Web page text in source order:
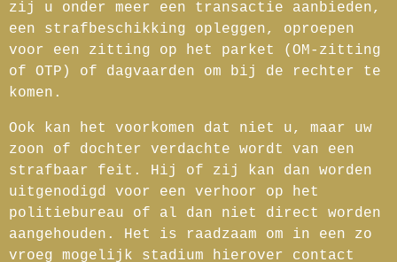
zij u onder meer een transactie aanbieden,
een strafbeschikking opleggen, oproepen
voor een zitting op het parket (OM-zitting
of OTP) of dagvaarden om bij de rechter te
komen.
Ook kan het voorkomen dat niet u, maar uw
zoon of dochter verdachte wordt van een
strafbaar feit. Hij of zij kan dan worden
uitgenodigd voor een verhoor op het
politiebureau of al dan niet direct worden
aangehouden. Het is raadzaam om in een zo
vroeg mogelijk stadium hierover contact